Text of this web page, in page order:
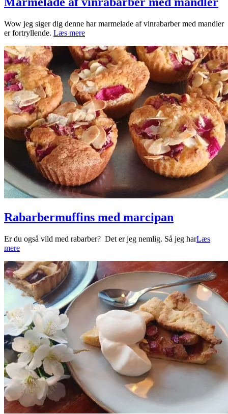
2026-
06-
Wow jeg siger dig denne har marmelade af vinrabarber med mandler
er fortryllende. Læs mere
Rabarbermuffins med marcipan
2026-
05-
Er du også vild med rabarber? Det er jeg nemlig. Så jeg harLæs
mere